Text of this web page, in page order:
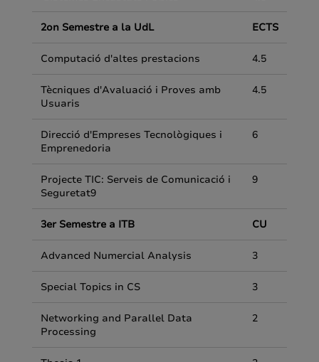
2on Semestre a la UdL ECTS
Computació d'altes prestacions 4.5
Tècniques d'Avaluació i Proves amb
Usuaris
4.5
Direcció d'Empreses Tecnològiques i
Emprenedoria
6
Projecte TIC: Serveis de Comunicació i
Seguretat9
9
3er Semestre a ITB CU
Advanced Numercial Analysis 3
Special Topics in CS 3
Networking and Parallel Data
Processing
2